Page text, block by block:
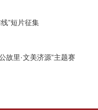
”短片征集
故里·文美济源”主题赛